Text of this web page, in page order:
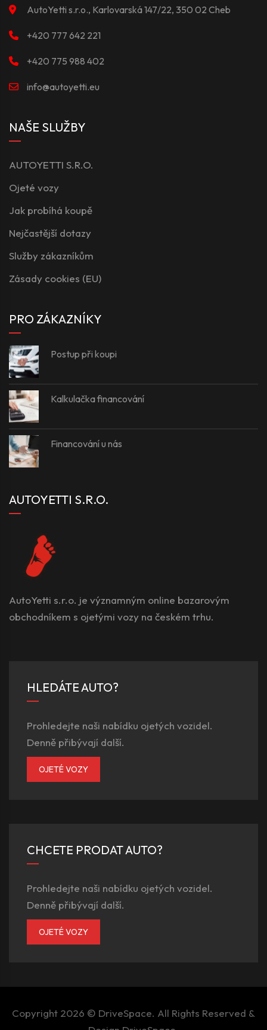
AutoYetti s.r.o., Karlovarská 147/22, 350 02 Cheb
+420 777 642 221
+420 775 988 402
info@autoyetti.eu
NAŠE SLUŽBY
AUTOYETTI S.R.O.
Ojeté vozy
Jak probíhá koupě
Nejčastější dotazy
Služby zákazníkům
Zásady cookies (EU)
PRO ZÁKAZNÍKY
Postup při koupi
Kalkulačka financování
Financování u nás
AUTOYETTI S.R.O.
AutoYetti s.r.o. je významným online bazarovým
obchodníkem s ojetými vozy na českém trhu.
HLEDÁTE AUTO?
Prohledejte naši nabídku ojetých vozidel.
Denně přibývají další.
OJETÉ VOZY
CHCETE PRODAT AUTO?
Prohledejte naši nabídku ojetých vozidel.
Denně přibývají další.
OJETÉ VOZY
Copyright 2026 © DriveSpace. All Rights Reserved &